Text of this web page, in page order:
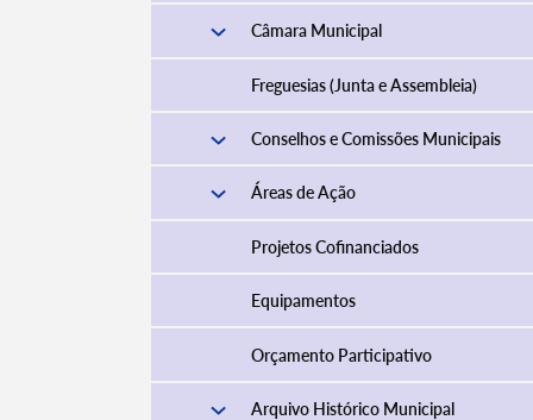
Câmara Municipal
Freguesias (Junta e Assembleia)
Conselhos e Comissões Municipais
Áreas de Ação
Projetos Cofinanciados
Equipamentos
Orçamento Participativo
Arquivo Histórico Municipal